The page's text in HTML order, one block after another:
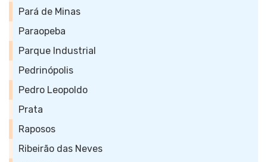
Pará de Minas
Paraopeba
Parque Industrial
Pedrinópolis
Pedro Leopoldo
Prata
Raposos
Ribeirão das Neves